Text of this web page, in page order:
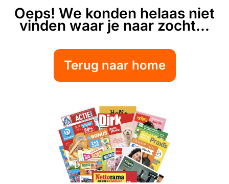
Oeps! We konden helaas niet
vinden waar je naar zocht...
Terug naar home